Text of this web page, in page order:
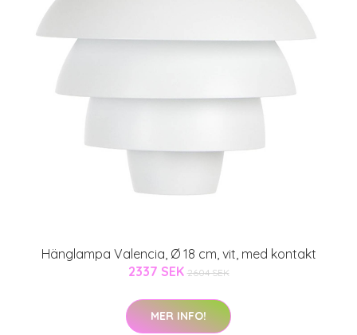
Hänglampa Valencia, Ø 18 cm, vit, med kontakt
2337 SEK 2604 SEK
MER INFO!